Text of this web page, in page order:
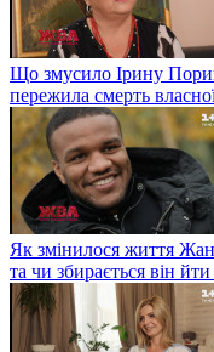
Що змусило Ірину
пережила смерть
Як змінилося життя
та чи збирається він